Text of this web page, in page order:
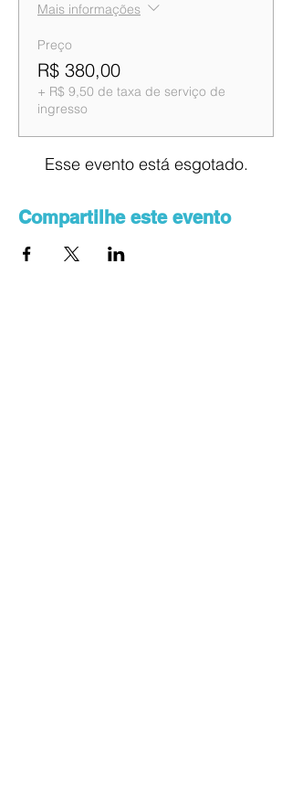
Mais informações
Preço
R$ 380,00
+ R$ 9,50 de taxa de serviço de
ingresso
Esse evento está esgotado.
Compartilhe este evento